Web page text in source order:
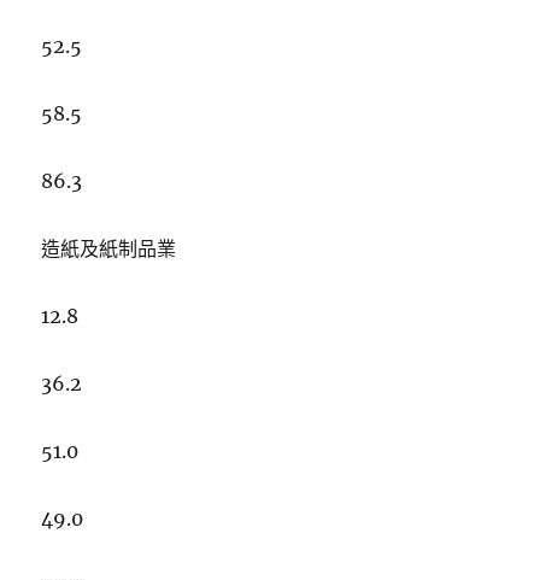
52.5
58.5
86.3
造紙及紙制品業
12.8
36.2
51.0
49.0